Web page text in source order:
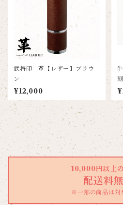
武将印 革【レザー】ブラウ
ン
¥12,000
刻
10,000円以上
配送料
※一部の商品は対